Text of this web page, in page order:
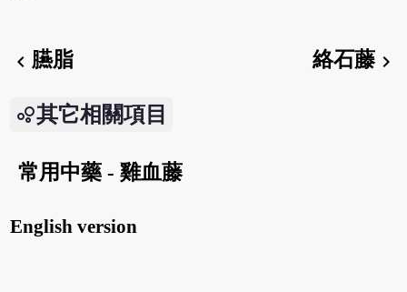
chevron_left臙脂 絡石藤chevron_right
其它相關項目
常用中藥 - 雞血藤
English version